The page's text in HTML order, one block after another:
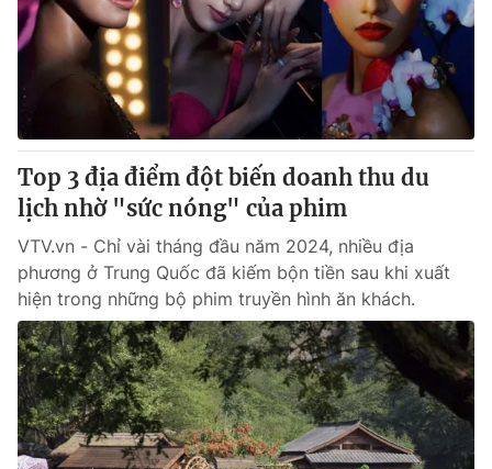
Sản phẩm
Thị trường
Tư vấn
Lịch phát sóng
Chuyên mục khác
Emagazine Podcast
Photo Infographic
Video Shorts video
VTV Money VTV Thể thao
VTV Sức khoẻ Bất động sản
Top 3 địa điểm đột biến doanh thu du
lịch nhờ "sức nóng" của phim
VTV.vn - Chỉ vài tháng đầu năm 2024, nhiều địa
phương ở Trung Quốc đã kiếm bộn tiền sau khi xuất
hiện trong những bộ phim truyền hình ăn khách.